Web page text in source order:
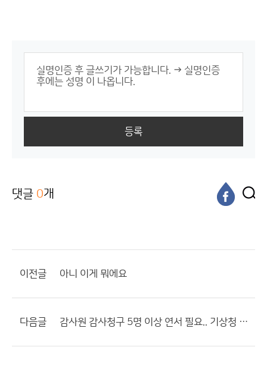
등록
댓글 0개
이전글 아니 이게 뭐에요
다음글 감사원 감사청구 5명 이상 연서 필요.. 기상청 진짜 조사해야됩니다.